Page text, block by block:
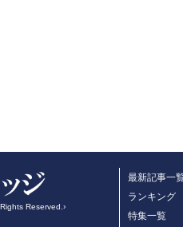
Reserved.›
最新記事一
ランキング
特集一覧